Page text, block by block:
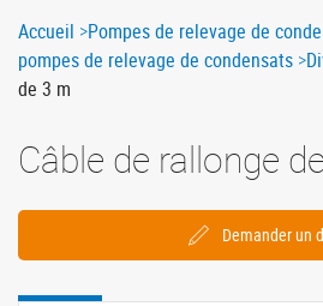
Breadcrumb
Accueil Pompes de relevage de
pompes de relevage de condensats
de 3 m
Câble de rallonge
Demander un